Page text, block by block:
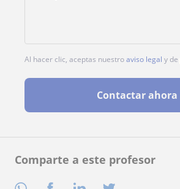
Comparte a este profesor
Al hacer clic, aceptas nuestroaviso legal y de
Contactar ahora